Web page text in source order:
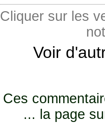
Cliquer sur les
Voir
Ces
... la page